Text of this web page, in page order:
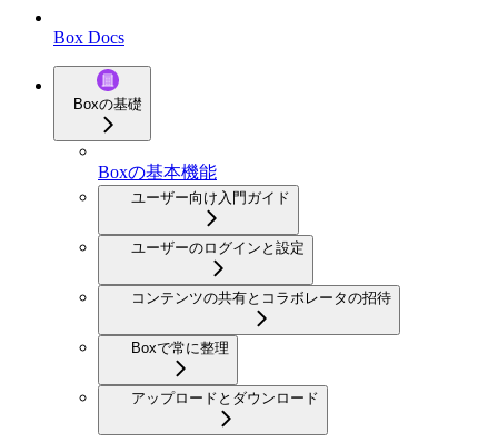
Box Docs
Boxの基礎
Boxの基本機能
ユーザー向け入門ガイド
ユーザーのログインと設定
コンテンツの共有とコラボレータの招待
Boxで常に整理
アップロードとダウンロード